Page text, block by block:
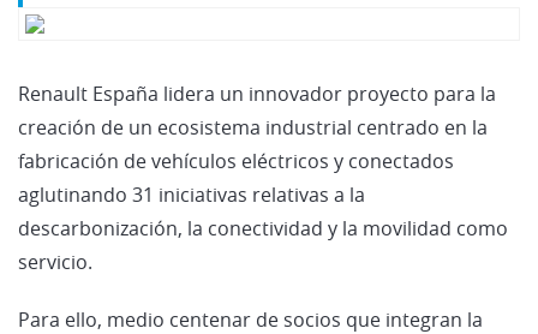
Renault España lidera un innovador proyecto para la
creación de un ecosistema industrial centrado en la
fabricación de vehículos eléctricos y conectados
aglutinando 31 iniciativas relativas a la
descarbonización, la conectividad y la movilidad como
servicio.
Para ello, medio centenar de socios que integran la